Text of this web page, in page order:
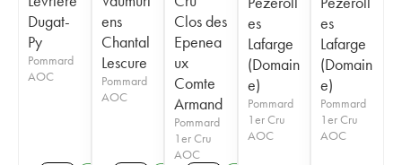
Dugat-
Py
Pommard
AOC
ens
Chantal
Lescure
Pommard
AOC
Clos des
Epenea
ux
Comte
Armand
Pommard
1er Cru
AOC
es
Lafarge
(Domain
e)
Pommard
1er Cru
AOC
es
Lafarge
(Domain
e)
Pommard
1er Cru
AOC